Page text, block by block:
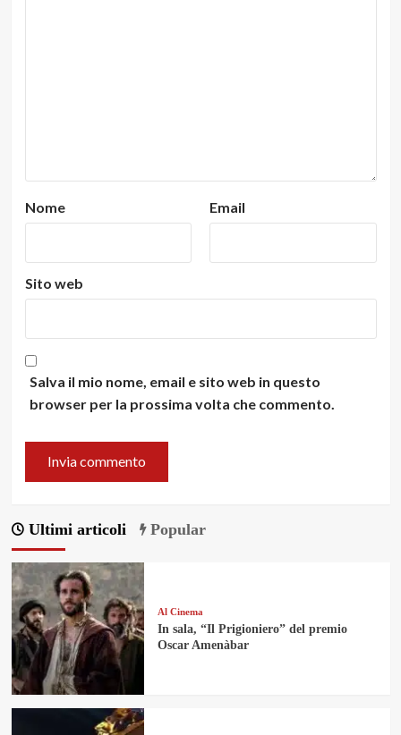
Nome Email
Sito web
Salva il mio nome, email e sito web in questo
browser per la prossima volta che commento.
Ultimi articoli Popular
Al Cinema
In sala, “Il Prigioniero” del premio
Oscar Amenàbar